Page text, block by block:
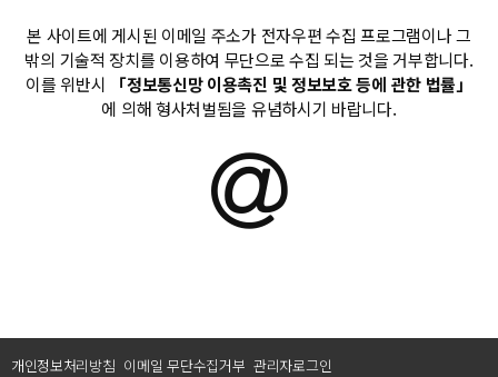
이메일 무단수집금지 안내
본 사이트에 게시된 이메일 주소가 전자우편 수집 프로그램이나 그
밖의 기술적 장치를 이용하여 무단으로 수집 되는 것을 거부합니다.
이를 위반시
「정보통신망 이용촉진 및 정보보호 등에 관한 법률」
에 의해 형사처벌됨을 유념하시기 바랍니다.
개인정보처리방침 이메일 무단수집거부 관리자로그인